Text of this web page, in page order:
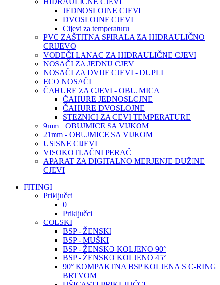
HIDRAULIČNE CJEVI
JEDNOSLOJNE CJEVI
DVOSLOJNE CJEVI
Cijevi za temperaturu
PVC ZAŠTITNA SPIRALA ZA HIDRAULIČNO
CRIJEVO
VODEČI LANAC ZA HIDRAULIČNE CJEVI
NOSAČI ZA JEDNU CJEV
NOSAČI ZA DVIJE CJEVI - DUPLI
ECO NOSAČI
ČAHURE ZA CJEVI - OBUJMICA
ČAHURE JEDNOSLOJNE
ČAHURE DVOSLOJNE
STEZNICI ZA CEVI TEMPERATURE
9mm - OBUJMICE SA VIJKOM
21mm - OBUJMICE SA VIJKOM
USISNE CIJEVI
VISOKOTLAČNI PERAČ
APARAT ZA DIGITALNO MERJENJE DUŽINE
CJEVI
FITINGI
Priključci
0
Priključci
COLSKI
BSP - ŽENSKI
BSP - MUŠKI
BSP - ŽENSKO KOLJENO 90°
BSP - ŽENSKO KOLJENO 45°
90° KOMPAKTNA BSP KOLJENA S O-RING
BRTVOM